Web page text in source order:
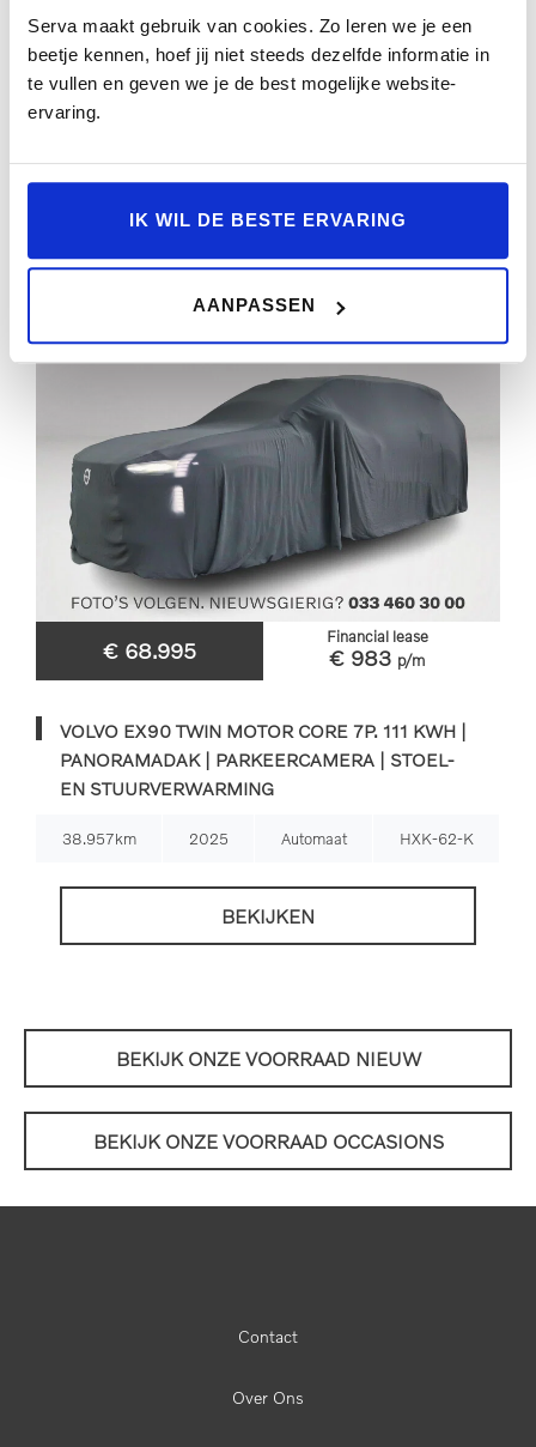
Serva maakt gebruik van cookies. Zo leren we je een
beetje kennen, hoef jij niet steeds dezelfde informatie in
te vullen en geven we je de best mogelijke website-
ervaring.
IK WIL DE BESTE ERVARING
AANPASSEN
CAMERA | BOWERS & WILKINS | LUCHTVERING
| HEAD-UP DISPLAY | S
43.601km 2025 Automaat HGB-74-D
BEKIJKEN
€ 68.995
Financial lease
€ 983 p/m
VOLVO EX90 TWIN MOTOR CORE 7P. 111 KWH |
PANORAMADAK | PARKEERCAMERA | STOEL-
EN STUURVERWARMING
38.957km 2025 Automaat HXK-62-K
BEKIJKEN
BEKIJK ONZE VOORRAAD NIEUW
BEKIJK ONZE VOORRAAD OCCASIONS
Contact
Over Ons